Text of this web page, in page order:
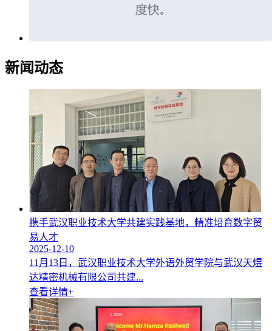
新闻动态
携手武汉职业技术大学共建实践基地，精准培育数字贸
易人才
2025-12-10
11月13日，武汉职业技术大学外语外贸学院与武汉天煜
达精密机械有限公司共建...
查看详情+